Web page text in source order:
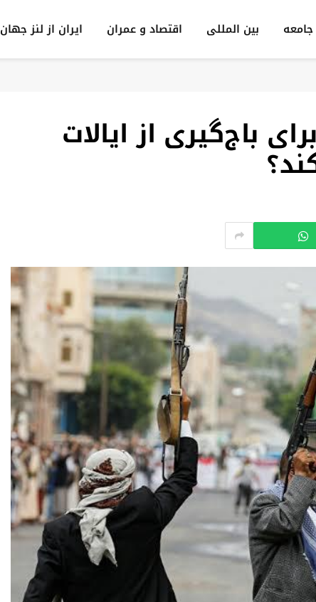
جامعه بين المللى اقتصاد و عمران ایران از لنز جهان
باج‌گیری از ایالات